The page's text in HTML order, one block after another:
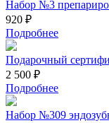
Набор №3
920 ₽
Подробнее
Подарочный
2 500 ₽
Подробнее
Набор №309